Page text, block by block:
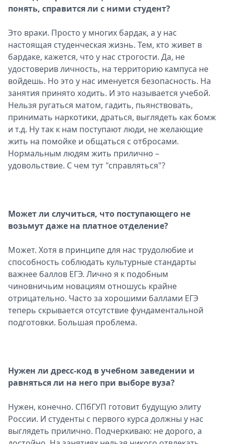
понять, справится ли с ними студент?
Это враки. Просто у многих бардак, а у нас
настоящая студенческая жизнь. Тем, кто живет в
бардаке, кажется, что у нас строгости. Да, не
удостоверив личность, на территорию кампуса не
войдешь. Но это у нас именуется безопасность. На
занятия принято ходить. И это называется учебой.
Нельзя ругаться матом, гадить, пьянствовать,
принимать наркотики, драться, выглядеть как бомж
и т.д. Ну так к нам поступают люди, не желающие
жить на помойке и общаться с отбросами.
Нормальным людям жить прилично –
удовольствие. С чем тут "справляться"?
Может ли случиться, что поступающего не
возьмут даже на платное отделение?
Может. Хотя в принципе для нас трудолюбие и
способность соблюдать культурные стандарты
важнее баллов ЕГЭ. Лично я к подобным
чиновничьим новациям отношусь крайне
отрицательно. Часто за хорошими баллами ЕГЭ
теперь скрывается отсутствие фундаментальной
подготовки. Большая проблема.
Нужен ли дресс-код в учебном заведении и
равняться ли на него при выборе вуза?
Нужен, конечно. СПбГУП готовит будущую элиту
России. И студенты с первого курса должны у нас
выглядеть прилично. Подчеркиваю: не дорого, а